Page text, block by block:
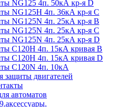
NG125 4п. 50кА кр-я D
NG125H 4п. 36кА кр-я C
NG125N 4п. 25кА кр-я B
NG125N 4п. 25кА кр-я C
NG125N 4п. 25кА кр-я D
С120H 4п. 15кА кривая B
С120H 4п. 15кА кривая D
С120N 4п. 10кА
защиты двигателей
автоматов